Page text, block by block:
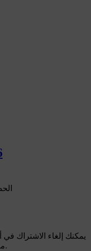
يمكنك إلغاء الاشتراك
معلومات الاتصال لدينا في الإشعار القانوني.